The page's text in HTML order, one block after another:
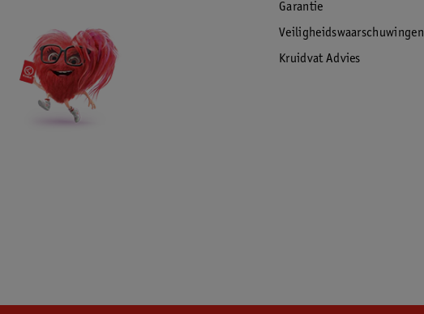
Garantie
Veiligheidswaarschuwingen
Kruidvat Advies